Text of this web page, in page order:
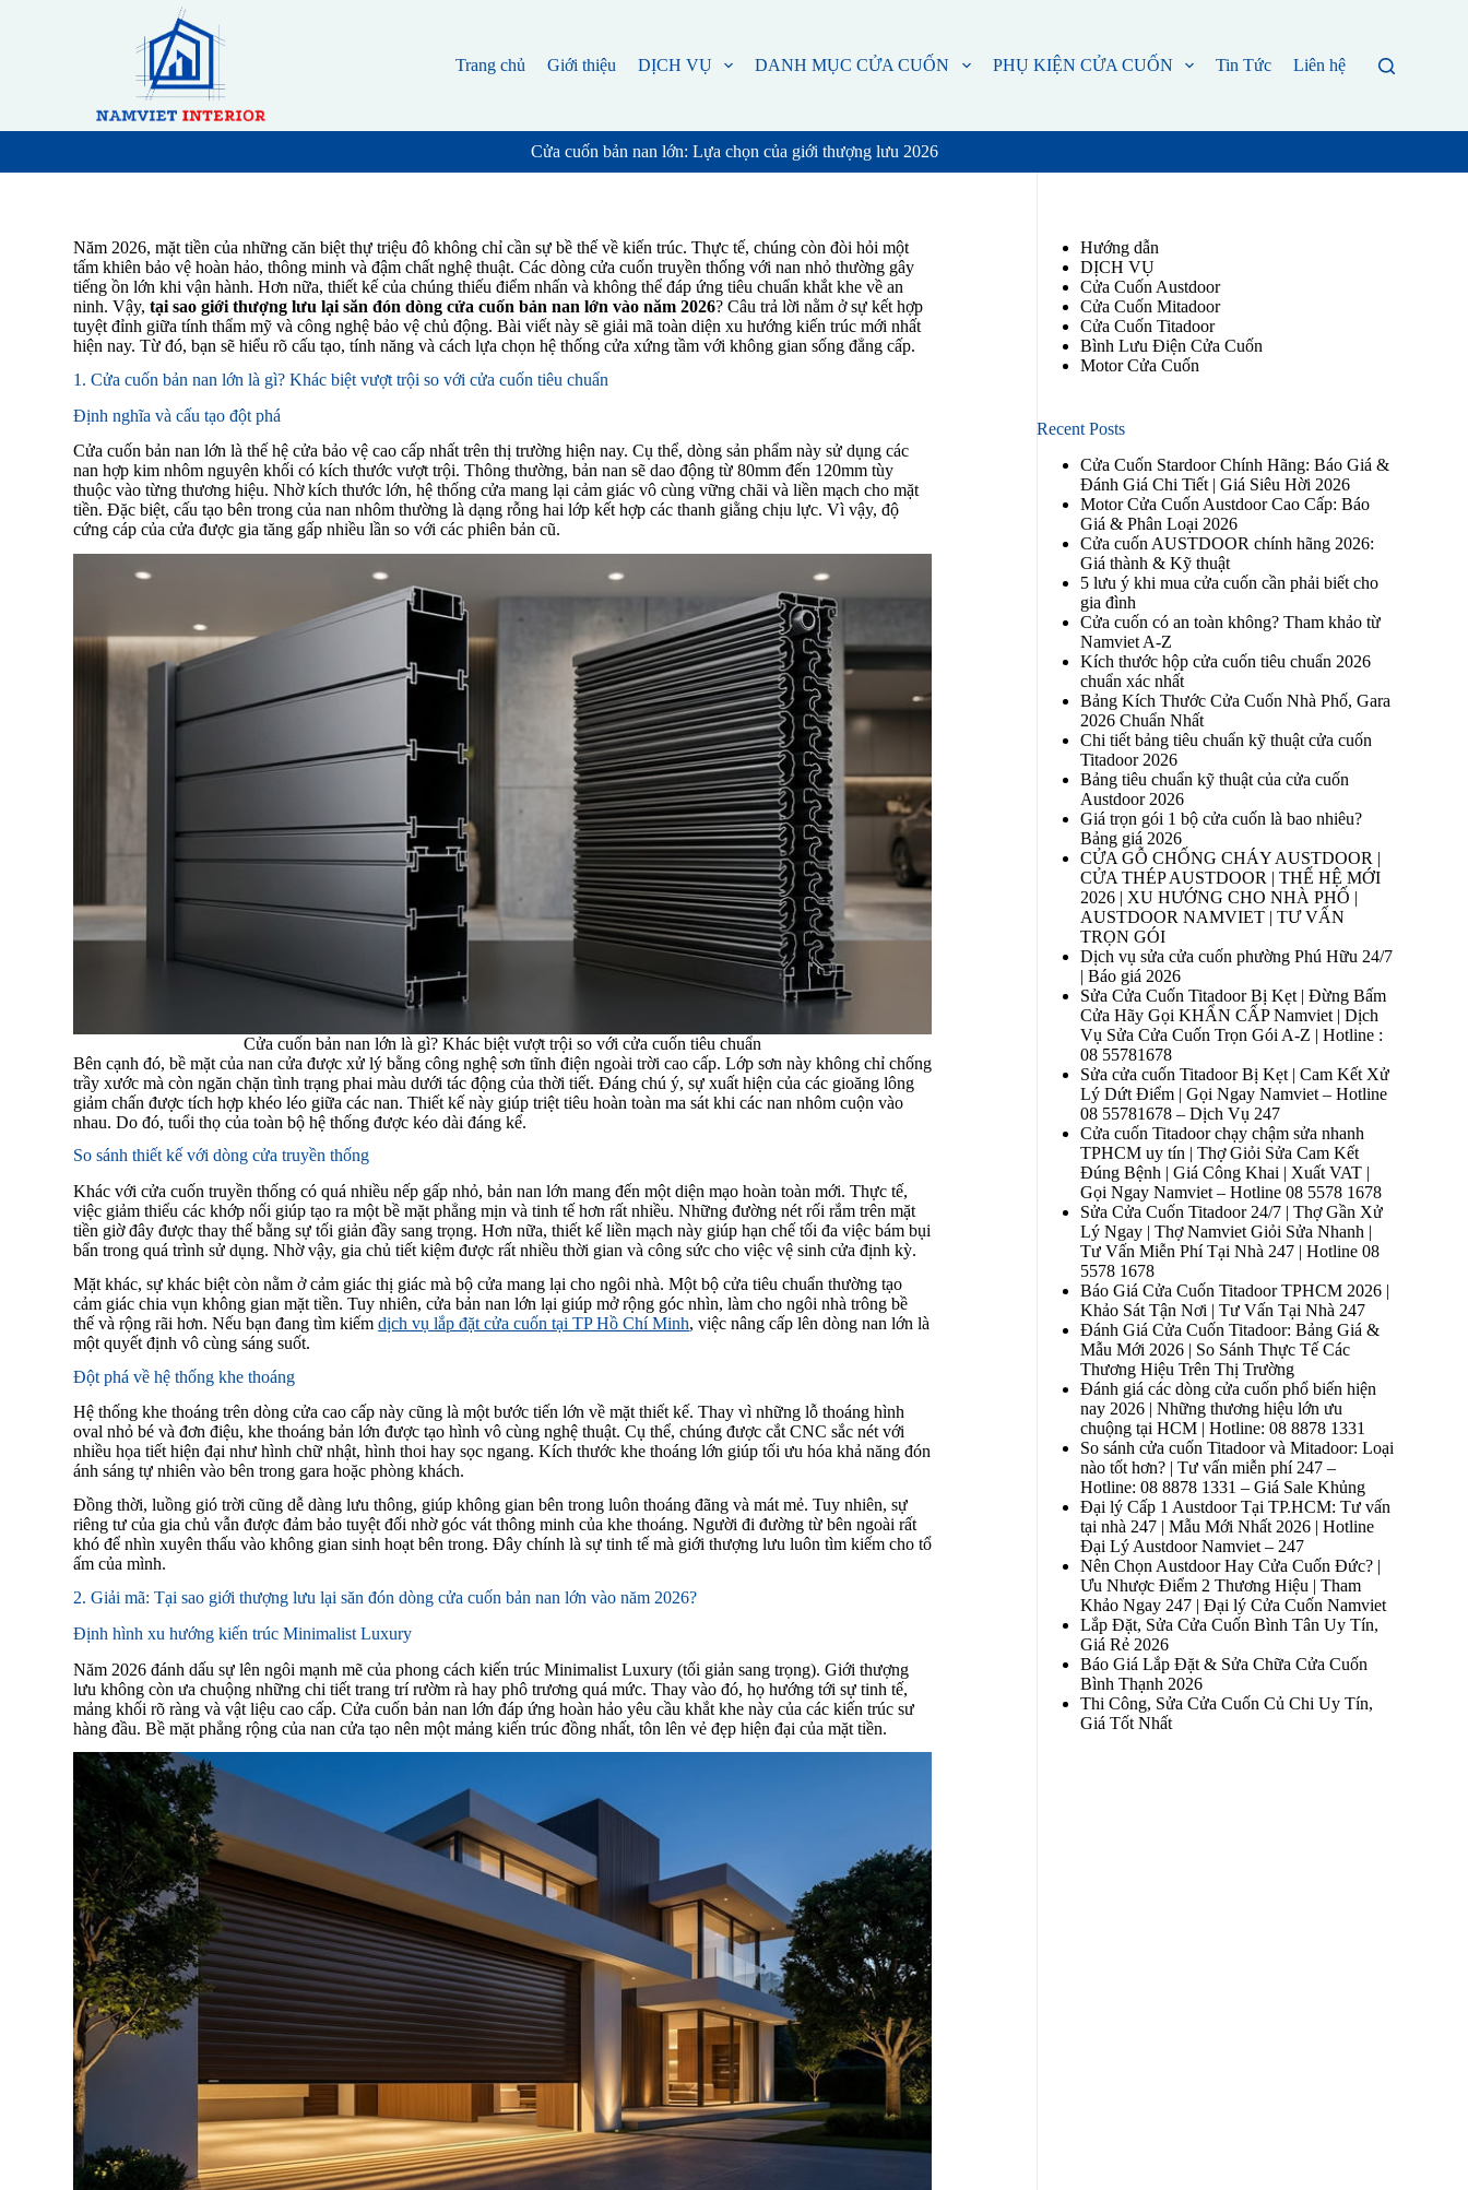
n
Trang chủ Giới thiệu DỊCH VỤ DANH MỤC CỬA CUỐN PHỤ KIỆN CỬA CUỐN Tin Tức Liên hệ
Cửa cuốn bản nan lớn: Lựa chọn của giới thượng lưu 2026
Năm 2026, mặt tiền của những căn biệt thự triệu đô không chỉ cần sự bề thế về kiến trúc. Thực tế, chúng còn đòi hỏi một
tấm khiên bảo vệ hoàn hảo, thông minh và đậm chất nghệ thuật. Các dòng cửa cuốn truyền thống với nan nhỏ thường gây
tiếng ồn lớn khi vận hành. Hơn nữa, thiết kế của chúng thiếu điểm nhấn và không thể đáp ứng tiêu chuẩn khắt khe về an
ninh. Vậy,tại sao giới thượng lưu lại săn đón dòng cửa cuốn bản nan lớn vào năm 2026? Câu trả lời nằm ở sự kết hợp
tuyệt đỉnh giữa tính thẩm mỹ và công nghệ bảo vệ chủ động. Bài viết này sẽ giải mã toàn diện xu hướng kiến trúc mới nhất
hiện nay. Từ đó, bạn sẽ hiểu rõ cấu tạo, tính năng và cách lựa chọn hệ thống cửa xứng tầm với không gian sống đẳng cấp.
1. Cửa cuốn bản nan lớn là gì? Khác biệt vượt trội so với cửa cuốn tiêu chuẩn
Định nghĩa và cấu tạo đột phá
Cửa cuốn bản nan lớn là thế hệ cửa bảo vệ cao cấp nhất trên thị trường hiện nay. Cụ thể, dòng sản phẩm này sử dụng các
nan hợp kim nhôm nguyên khối có kích thước vượt trội. Thông thường, bản nan sẽ dao động từ 80mm đến 120mm tùy
thuộc vào từng thương hiệu. Nhờ kích thước lớn, hệ thống cửa mang lại cảm giác vô cùng vững chãi và liền mạch cho mặt
tiền. Đặc biệt, cấu tạo bên trong của nan nhôm thường là dạng rỗng hai lớp kết hợp các thanh giằng chịu lực. Vì vậy, độ
cứng cáp của cửa được gia tăng gấp nhiều lần so với các phiên bản cũ.
Cửa cuốn bản nan lớn là gì? Khác biệt vượt trội so với cửa cuốn tiêu chuẩn
Bên cạnh đó, bề mặt của nan cửa được xử lý bằng công nghệ sơn tĩnh điện ngoài trời cao cấp. Lớp sơn này không chỉ chống
trầy xước mà còn ngăn chặn tình trạng phai màu dưới tác động của thời tiết. Đáng chú ý, sự xuất hiện của các gioăng lông
giảm chấn được tích hợp khéo léo giữa các nan. Thiết kế này giúp triệt tiêu hoàn toàn ma sát khi các nan nhôm cuộn vào
nhau. Do đó, tuổi thọ của toàn bộ hệ thống được kéo dài đáng kể.
So sánh thiết kế với dòng cửa truyền thống
Khác với cửa cuốn truyền thống có quá nhiều nếp gấp nhỏ, bản nan lớn mang đến một diện mạo hoàn toàn mới. Thực tế,
việc giảm thiểu các khớp nối giúp tạo ra một bề mặt phẳng mịn và tinh tế hơn rất nhiều. Những đường nét rối rắm trên mặt
tiền giờ đây được thay thế bằng sự tối giản đầy sang trọng. Hơn nữa, thiết kế liền mạch này giúp hạn chế tối đa việc bám bụi
bẩn trong quá trình sử dụng. Nhờ vậy, gia chủ tiết kiệm được rất nhiều thời gian và công sức cho việc vệ sinh cửa định kỳ.
Mặt khác, sự khác biệt còn nằm ở cảm giác thị giác mà bộ cửa mang lại cho ngôi nhà. Một bộ cửa tiêu chuẩn thường tạo
cảm giác chia vụn không gian mặt tiền. Tuy nhiên, cửa bản nan lớn lại giúp mở rộng góc nhìn, làm cho ngôi nhà trông bề
thế và rộng rãi hơn. Nếu bạn đang tìm kiếmdịch vụ lắp đặt cửa cuốn tại TP Hồ Chí Minh, việc nâng cấp lên dòng nan lớn là
một quyết định vô cùng sáng suốt.
Đột phá về hệ thống khe thoáng
Hệ thống khe thoáng trên dòng cửa cao cấp này cũng là một bước tiến lớn về mặt thiết kế. Thay vì những lỗ thoáng hình
oval nhỏ bé và đơn điệu, khe thoáng bản lớn được tạo hình vô cùng nghệ thuật. Cụ thể, chúng được cắt CNC sắc nét với
nhiều họa tiết hiện đại như hình chữ nhật, hình thoi hay sọc ngang. Kích thước khe thoáng lớn giúp tối ưu hóa khả năng đón
ánh sáng tự nhiên vào bên trong gara hoặc phòng khách.
Đồng thời, luồng gió trời cũng dễ dàng lưu thông, giúp không gian bên trong luôn thoáng đãng và mát mẻ. Tuy nhiên, sự
riêng tư của gia chủ vẫn được đảm bảo tuyệt đối nhờ góc vát thông minh của khe thoáng. Người đi đường từ bên ngoài rất
khó để nhìn xuyên thấu vào không gian sinh hoạt bên trong. Đây chính là sự tinh tế mà giới thượng lưu luôn tìm kiếm cho tổ
ấm của mình.
2. Giải mã: Tại sao giới thượng lưu lại săn đón dòng cửa cuốn bản nan lớn vào năm 2026?
Định hình xu hướng kiến trúc Minimalist Luxury
Năm 2026 đánh dấu sự lên ngôi mạnh mẽ của phong cách kiến trúc Minimalist Luxury (tối giản sang trọng). Giới thượng
lưu không còn ưa chuộng những chi tiết trang trí rườm rà hay phô trương quá mức. Thay vào đó, họ hướng tới sự tinh tế,
mảng khối rõ ràng và vật liệu cao cấp. Cửa cuốn bản nan lớn đáp ứng hoàn hảo yêu cầu khắt khe này của các kiến trúc sư
hàng đầu. Bề mặt phẳng rộng của nan cửa tạo nên một mảng kiến trúc đồng nhất, tôn lên vẻ đẹp hiện đại của mặt tiền.
Hướng dẫn
DỊCH VỤ
Cửa Cuốn Austdoor
Cửa Cuốn Mitadoor
Cửa Cuốn Titadoor
Bình Lưu Điện Cửa Cuốn
Motor Cửa Cuốn
Recent Posts
Cửa Cuốn Stardoor Chính Hãng: Báo Giá &
Đánh Giá Chi Tiết | Giá Siêu Hời 2026
Motor Cửa Cuốn Austdoor Cao Cấp: Báo
Giá & Phân Loại 2026
Cửa cuốn AUSTDOOR chính hãng 2026:
Giá thành & Kỹ thuật
5 lưu ý khi mua cửa cuốn cần phải biết cho
gia đình
Cửa cuốn có an toàn không? Tham khảo từ
Namviet A-Z
Kích thước hộp cửa cuốn tiêu chuẩn 2026
chuẩn xác nhất
Bảng Kích Thước Cửa Cuốn Nhà Phố, Gara
2026 Chuẩn Nhất
Chi tiết bảng tiêu chuẩn kỹ thuật cửa cuốn
Titadoor 2026
Bảng tiêu chuẩn kỹ thuật của cửa cuốn
Austdoor 2026
Giá trọn gói 1 bộ cửa cuốn là bao nhiêu?
Bảng giá 2026
CỬA GỖ CHỐNG CHÁY AUSTDOOR |
CỬA THÉP AUSTDOOR | THẾ HỆ MỚI
2026 | XU HƯỚNG CHO NHÀ PHỐ |
AUSTDOOR NAMVIET | TƯ VẤN
TRỌN GÓI
Dịch vụ sửa cửa cuốn phường Phú Hữu 24/7
| Báo giá 2026
Sửa Cửa Cuốn Titadoor Bị Kẹt | Đừng Bấm
Cửa Hãy Gọi KHẨN CẤP Namviet | Dịch
Vụ Sửa Cửa Cuốn Trọn Gói A-Z | Hotline :
08 55781678
Sửa cửa cuốn Titadoor Bị Kẹt | Cam Kết Xử
Lý Dứt Điểm | Gọi Ngay Namviet – Hotline
08 55781678 – Dịch Vụ 247
Cửa cuốn Titadoor chạy chậm sửa nhanh
TPHCM uy tín | Thợ Giỏi Sửa Cam Kết
Đúng Bệnh | Giá Công Khai | Xuất VAT |
Gọi Ngay Namviet – Hotline 08 5578 1678
Sửa Cửa Cuốn Titadoor 24/7 | Thợ Gần Xử
Lý Ngay | Thợ Namviet Giỏi Sửa Nhanh |
Tư Vấn Miễn Phí Tại Nhà 247 | Hotline 08
5578 1678
Báo Giá Cửa Cuốn Titadoor TPHCM 2026 |
Khảo Sát Tận Nơi | Tư Vấn Tại Nhà 247
Đánh Giá Cửa Cuốn Titadoor: Bảng Giá &
Mẫu Mới 2026 | So Sánh Thực Tế Các
Thương Hiệu Trên Thị Trường
Đánh giá các dòng cửa cuốn phổ biến hiện
nay 2026 | Những thương hiệu lớn ưu
chuộng tại HCM | Hotline: 08 8878 1331
So sánh cửa cuốn Titadoor và Mitadoor: Loại
nào tốt hơn? | Tư vấn miễn phí 247 –
Hotline: 08 8878 1331 – Giá Sale Khủng
Đại lý Cấp 1 Austdoor Tại TP.HCM: Tư vấn
tại nhà 247 | Mẫu Mới Nhất 2026 | Hotline
Đại Lý Austdoor Namviet – 247
Nên Chọn Austdoor Hay Cửa Cuốn Đức? |
Ưu Nhược Điểm 2 Thương Hiệu | Tham
Khảo Ngay 247 | Đại lý Cửa Cuốn Namviet
Lắp Đặt, Sửa Cửa Cuốn Bình Tân Uy Tín,
Giá Rẻ 2026
Báo Giá Lắp Đặt & Sửa Chữa Cửa Cuốn
Bình Thạnh 2026
Thi Công, Sửa Cửa Cuốn Củ Chi Uy Tín,
Giá Tốt Nhất